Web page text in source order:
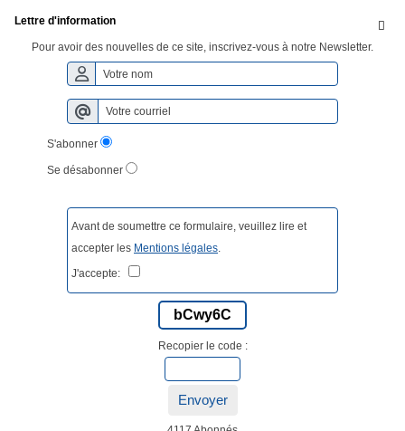

Lettre d'information
Pour avoir des nouvelles de ce site, inscrivez-vous à notre Newsletter.
S'abonner
Se désabonner
Avant de soumettre ce formulaire, veuillez lire et
accepter les Mentions légales.
J'accepte:
bCwy6C
Recopier le code :
Envoyer